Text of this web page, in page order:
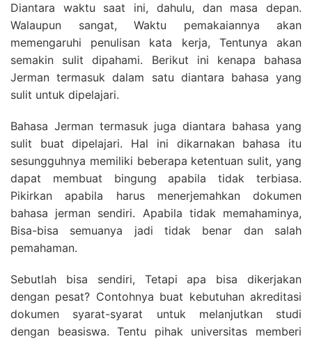
Diantara waktu saat ini, dahulu, dan masa depan.
Walaupun sangat, Waktu pemakaiannya akan
memengaruhi penulisan kata kerja, Tentunya akan
semakin sulit dipahami. Berikut ini kenapa bahasa
Jerman termasuk dalam satu diantara bahasa yang
sulit untuk dipelajari.
Bahasa Jerman termasuk juga diantara bahasa yang
sulit buat dipelajari. Hal ini dikarnakan bahasa itu
sesungguhnya memiliki beberapa ketentuan sulit, yang
dapat membuat bingung apabila tidak terbiasa.
Pikirkan apabila harus menerjemahkan dokumen
bahasa jerman sendiri. Apabila tidak memahaminya,
Bisa-bisa semuanya jadi tidak benar dan salah
pemahaman.
Sebutlah bisa sendiri, Tetapi apa bisa dikerjakan
dengan pesat? Contohnya buat kebutuhan akreditasi
dokumen syarat-syarat untuk melanjutkan studi
dengan beasiswa. Tentu pihak universitas memberi